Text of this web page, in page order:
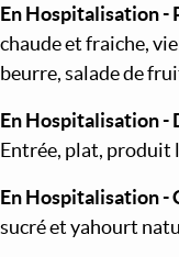
En Hospitalisation -
chaude et fraiche,
beurre, salade de
En Hospitalisation -
Entrée, plat, produit
En Hospitalisation -
sucré et yahourt